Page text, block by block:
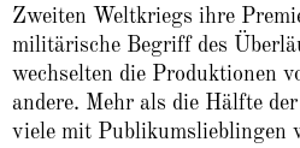
Zweiten Weltkriegs ihre
militärische Begriff des
wechselten die Produktionen
andere. Mehr als die Hälfte
viele mit Publikumslieblingen